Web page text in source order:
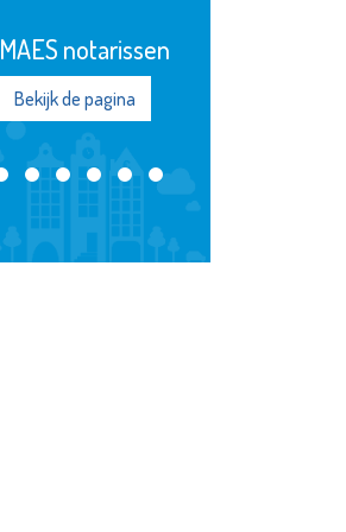
MAES notarissen
Bekijk de pagina